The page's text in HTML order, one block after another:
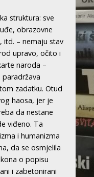
struktura: sve
obrazovne
itd. – nemaju stav
upravo, očito i
naroda –
zadatku. Otud
haosa, jer je
da nestane
viđeno. Ta
i humanizma
da se osmjelila
o popisu
i zabetonirani